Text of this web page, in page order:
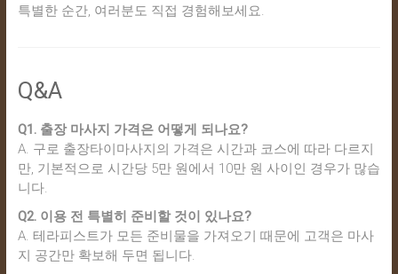
특별한 순간, 여러분도 직접 경험해보세요.
Q&A
Q1. 출장 마사지 가격은 어떻게 되나요?
A. 구로 출장타이마사지의 가격은 시간과 코스에 따라 다르지
만, 기본적으로 시간당 5만 원에서 10만 원 사이인 경우가 많습
니다.
Q2. 이용 전 특별히 준비할 것이 있나요?
A. 테라피스트가 모든 준비물을 가져오기 때문에 고객은 마사
지 공간만 확보해 두면 됩니다.